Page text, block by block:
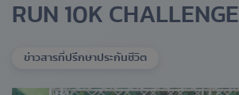
RUN 10K CHALLENGE
ข่าวสารที่ปรึกษาประกันชีวิต